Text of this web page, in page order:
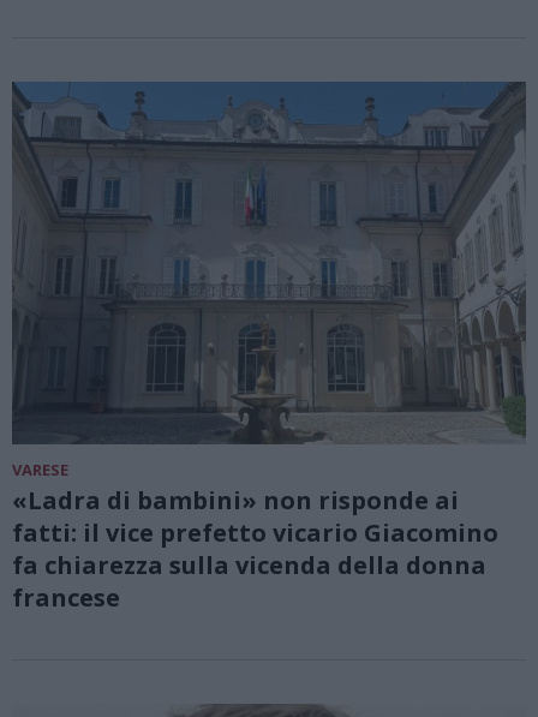
VARESE
«Ladra di bambini» non risponde ai
fatti: il vice prefetto vicario Giacomino
fa chiarezza sulla vicenda della donna
francese